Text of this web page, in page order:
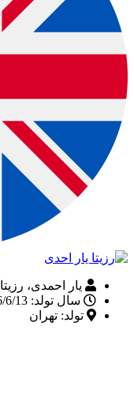
یار احمدی، رزیتا
سال تولد: 1346/6/13
تولد: تهران